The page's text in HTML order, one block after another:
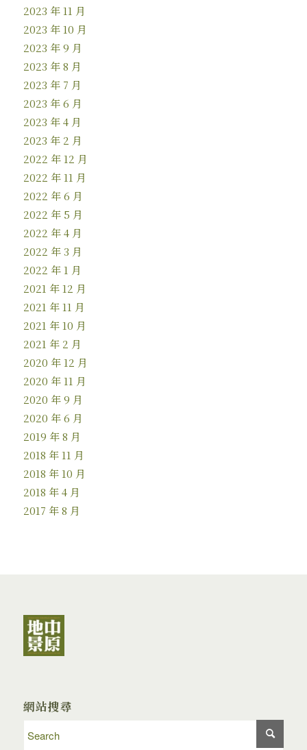
2023 年 11 月
2023 年 10 月
2023 年 9 月
2023 年 8 月
2023 年 7 月
2023 年 6 月
2023 年 4 月
2023 年 2 月
2022 年 12 月
2022 年 11 月
2022 年 6 月
2022 年 5 月
2022 年 4 月
2022 年 3 月
2022 年 1 月
2021 年 12 月
2021 年 11 月
2021 年 10 月
2021 年 2 月
2020 年 12 月
2020 年 11 月
2020 年 9 月
2020 年 6 月
2019 年 8 月
2018 年 11 月
2018 年 10 月
2018 年 4 月
2017 年 8 月
網站搜尋